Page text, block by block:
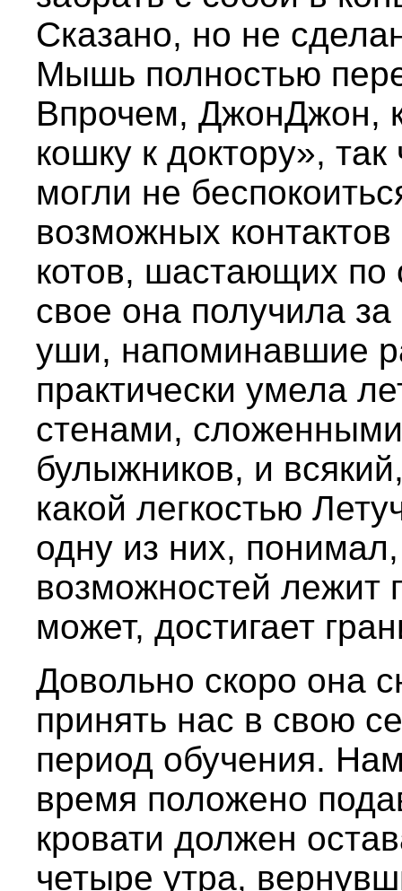
Сказано, но не
Мышь полностью
Впрочем, ДжонДжон,
кошку к доктору»,
могли не
возможных
котов, шастающих по
свое она получила
уши, напоминавшие
практически умела
стенами,
булыжников, и
какой легкостью
одну из них,
возможностей лежит
может, достигает
Довольно скоро она
принять нас в свою
период обучения.
время положено
кровати должен
четыре утра,